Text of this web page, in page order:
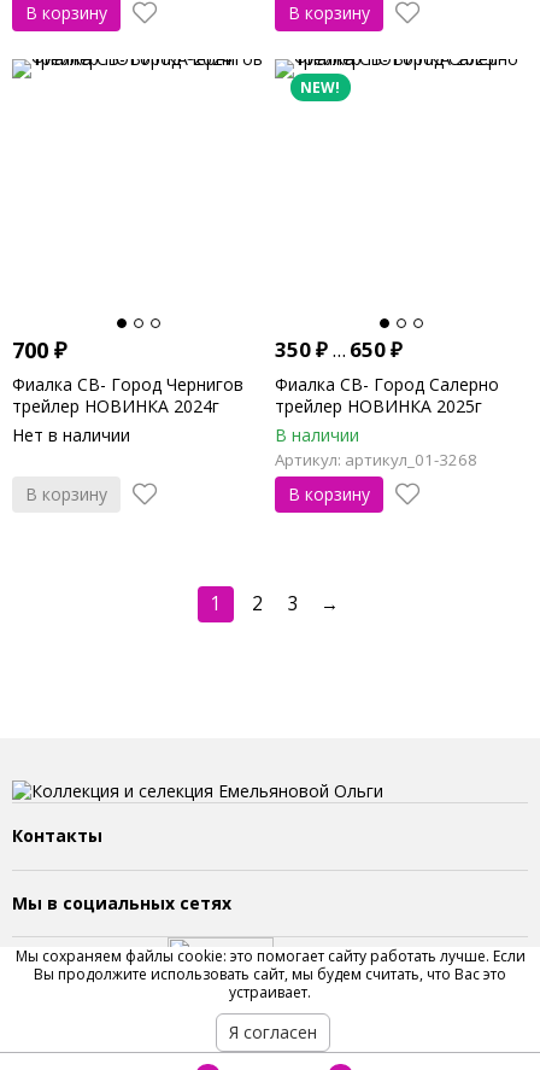
В корзину В корзину
700 ₽
Фиалка СВ- Город Чернигов
трейлер НОВИНКА 2024г
Нет в наличии
В корзину
NEW!
350₽... 650₽
Фиалка СВ- Город Салерно
трейлер НОВИНКА 2025г
В наличии
Артикул: артикул_01-3268
В корзину
1 2 3 →
Контакты
Мы в социальных сетях
2023 © Сайт Емельяновой Ольги. Все права защищены.
Мы сохраняем файлы cookie: это помогает сайту работать лучше. Если
Вы продолжите использовать сайт, мы будем считать, что Вас это
устраивает.
Я согласен